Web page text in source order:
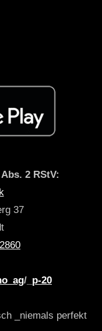
2 RStV:
37
/_ p-20
_niemals perfekt